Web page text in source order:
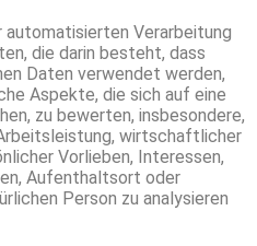
Verarbeitung
die darin besteht, dass
Daten verwendet werden,
Aspekte, die sich auf eine
zu bewerten, insbesondere,
wirtschaftlicher
Vorlieben, Interessen,
Aufenthaltsort oder
Person zu analysieren